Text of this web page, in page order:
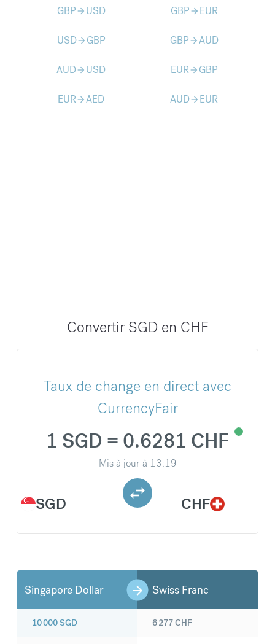
GBParrow_forward USD GBParrow_forward EUR
USDarrow_forward GBP GBParrow_forwardAUD
AUDarrow_forward USD EURarrow_forward GBP
EURarrow_forwardAED AUDarrow_forward EUR
Convertir SGD en CHF
Taux de change en direct avec
CurrencyFair
SGD
1 SGD = 0.6281 CHF
Mis à jour à 13:19
CHF
Singapore Dollar Swiss Franc
10 000SGD 6 277CHF